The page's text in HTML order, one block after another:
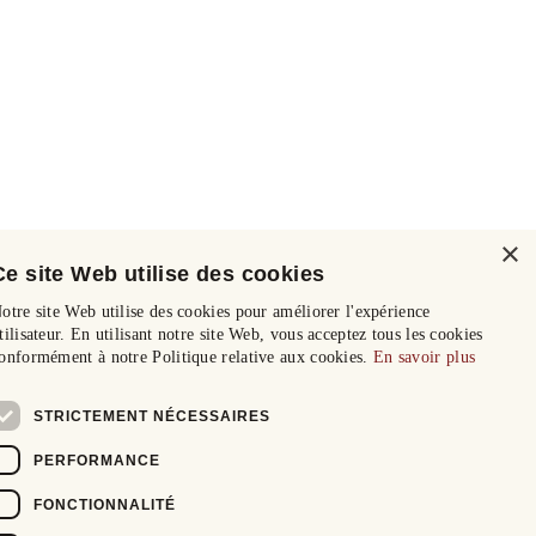
×
site Web utilise des cookies
site Web utilise des cookies pour améliorer l'expérience
En utilisant notre site Web, vous acceptez tous les cookies
à notre Politique relative aux cookies. En savoir plus
STRICTEMENT NÉCESSAIRES
PERFORMANCE
FONCTIONNALITÉ